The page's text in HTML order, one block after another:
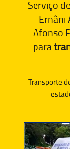
Serviço
Ernâni
Afonso
para
Transporte